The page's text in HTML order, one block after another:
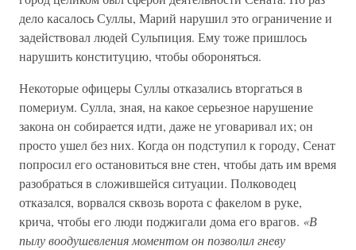
дело касалось Суллы, Марий нарушил это ограничение и
задействовал людей Сульпиция. Ему тоже пришлось
нарушить конституцию, чтобы обороняться.
Некоторые офицеры Суллы отказались вторгаться в
помериум. Сулла, зная, на какое серьезное нарушение
закона он собирается идти, даже не уговаривал их; он
просто ушел без них. Когда он подступил к городу, Сенат
попросил его остановиться вне стен, чтобы дать им время
разобраться в сложившейся ситуации. Полководец
отказался, ворвался сквозь ворота с факелом в руке,
крича, чтобы его люди поджигали дома его врагов. «В
пылу воодушевления моментом он позволил гневу